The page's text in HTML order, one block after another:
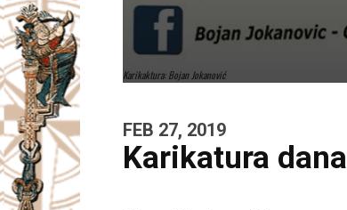
Karikaktura: Bojan Jokanović
FEB 27, 2019
Karikatura dana